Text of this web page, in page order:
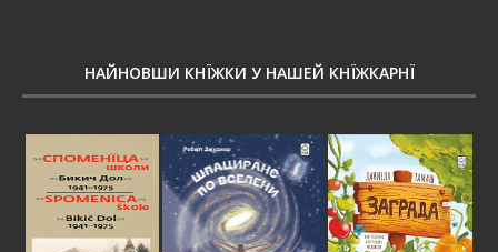
НАЙНОВШИ КНЇЖКИ У НАШЕЙ КНЇЖКАРНЇ